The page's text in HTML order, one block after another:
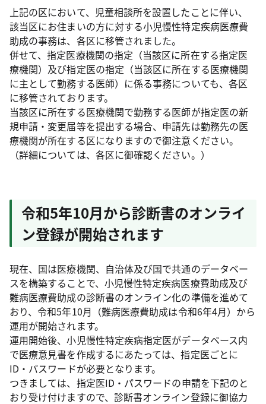
上記の区において、児童相談所を設置したことに伴い、
該当区にお住まいの方に対する小児慢性特定疾病医療費
助成の事務は、各区に移管されました。
併せて、指定医療機関の指定（当該区に所在する指定医
療機関）及び指定医の指定（当該区に所在する医療機関
に主として勤務する医師）に係る事務についても、各区
に移管されております。
当該区に所在する医療機関で勤務する医師が指定医の新
規申請・変更届等を提出する場合、申請先は勤務先の医
療機関が所在する区になりますので御注意ください。
（詳細については、各区に御確認ください。）
令和5年10月から診断書のオンライ
ン登録が開始されます
現在、国は医療機関、自治体及び国で共通のデータベー
スを構築することで、小児慢性特定疾病医療費助成及び
難病医療費助成の診断書のオンライン化の準備を進めて
おり、令和5年10月（難病医療費助成は令和6年4月）から
運用が開始されます。
運用開始後、小児慢性特定疾病指定医がデータベース内
で医療意見書を作成するにあたっては、指定医ごとに
ID・パスワードが必要となります。
つきましては、指定医ID・パスワードの申請を下記のと
おり受け付けますので、診断書オンライン登録に御協力